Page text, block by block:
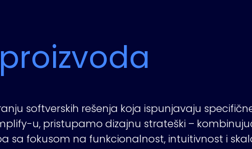
softverskih rešenja koja ispunjavaju
u, pristupamo dizajnu strateški –
sa fokusom na funkcionalnost, intuitivnost i